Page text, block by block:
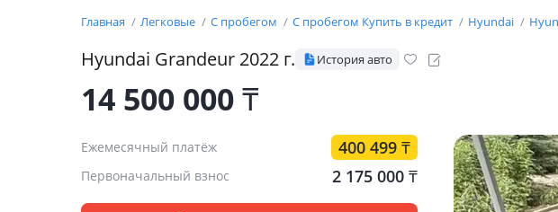
Главная Легковые С пробегом С пробегом Купить в кредит Hyundai
Hyundai Grandeur 2022 г. История авто
14 500 000₸
Ежемесячный платёж 400 499 ₸
Первоначальный взнос 2 175 000 ₸